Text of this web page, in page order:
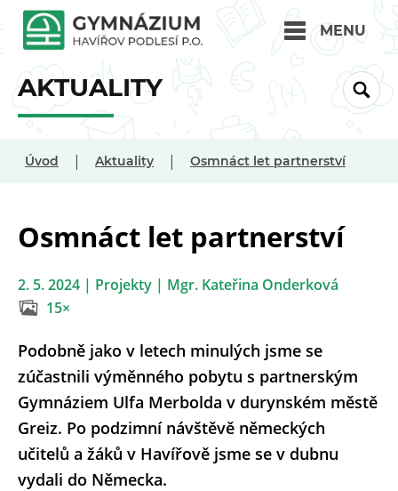
MENU
AKTUALITY
Úvod | Aktuality | Osmnáct let partnerství
Osmnáct let partnerství
2. 5. 2024 | Projekty | Mgr. Kateřina Onderková
15×
Podobně jako v letech minulých jsme se
zúčastnili výměnného pobytu s partnerským
Gymnáziem Ulfa Merbolda v durynském městě
Greiz. Po podzimní návštěvě německých
učitelů a žáků v Havířově jsme se v dubnu
vydali do Německa.